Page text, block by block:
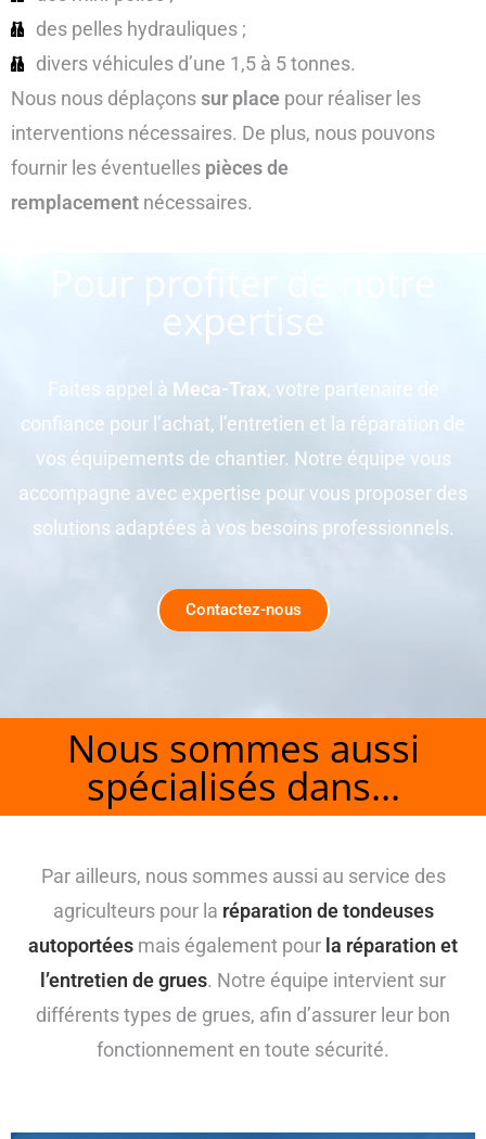
des pelles hydrauliques ;
divers véhicules d’une 1,5 à 5 tonnes.
Nous nous déplaçonssur place pour réaliser les
interventions nécessaires. De plus, nous pouvons
fournir les éventuelles pièces de
remplacement nécessaires.
Pour profiter de notre
expertise
Faites appel à Meca-Trax, votre partenaire de
confiance pour l’achat, l’entretien et la réparation de
vos équipements de chantier. Notre équipe vous
accompagne avec expertise pour vous proposer des
solutions adaptées à vos besoins professionnels.
Contactez-nous
Nous sommes aussi
spécialisés dans...
Par ailleurs, nous sommes aussi au service des
agriculteurs pour la réparation de tondeuses
autoportées mais également pour la réparation et
l’entretien de grues. Notre équipe intervient sur
différents types de grues, afin d’assurer leur bon
fonctionnement en toute sécurité.